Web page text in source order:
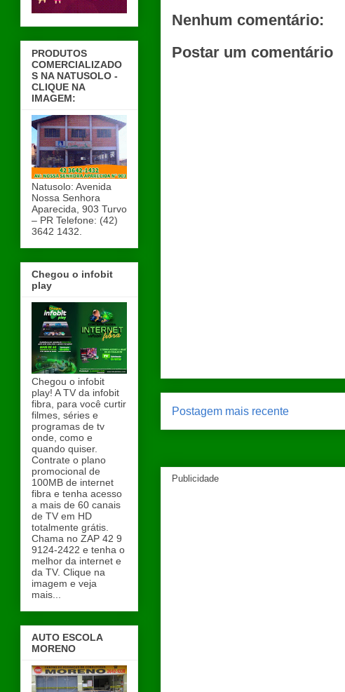
Nenhum comentário:
Postar um comentário
Postagem mais recente
Publicidade
PRODUTOS
COMERCIALIZADO
S NA NATUSOLO -
CLIQUE NA
IMAGEM:
Natusolo: Avenida
Nossa Senhora
Aparecida, 903 Turvo
– PR Telefone: (42)
3642 1432.
Chegou o infobit
play
Chegou o infobit
play! A TV da infobit
fibra, para você curtir
filmes, séries e
programas de tv
onde, como e
quando quiser.
Contrate o plano
promocional de
100MB de internet
fibra e tenha acesso
a mais de 60 canais
de TV em HD
totalmente grátis.
Chama no ZAP 42 9
9124-2422 e tenha o
melhor da internet e
da TV. Clique na
imagem e veja
mais...
AUTO ESCOLA
MORENO